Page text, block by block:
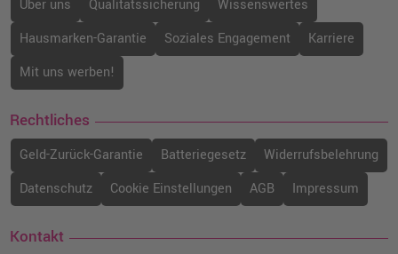
Über uns Qualitätssicherung
Wissenswertes
Hausmarken-Garantie
Soziales Engagement
Karriere
Mit uns werben!
Rechtliches
Geld-Zurück-Garantie Batteriegesetz
Widerrufsbelehrung
Datenschutz
Cookie Einstellungen AGB Impressum
Kontakt